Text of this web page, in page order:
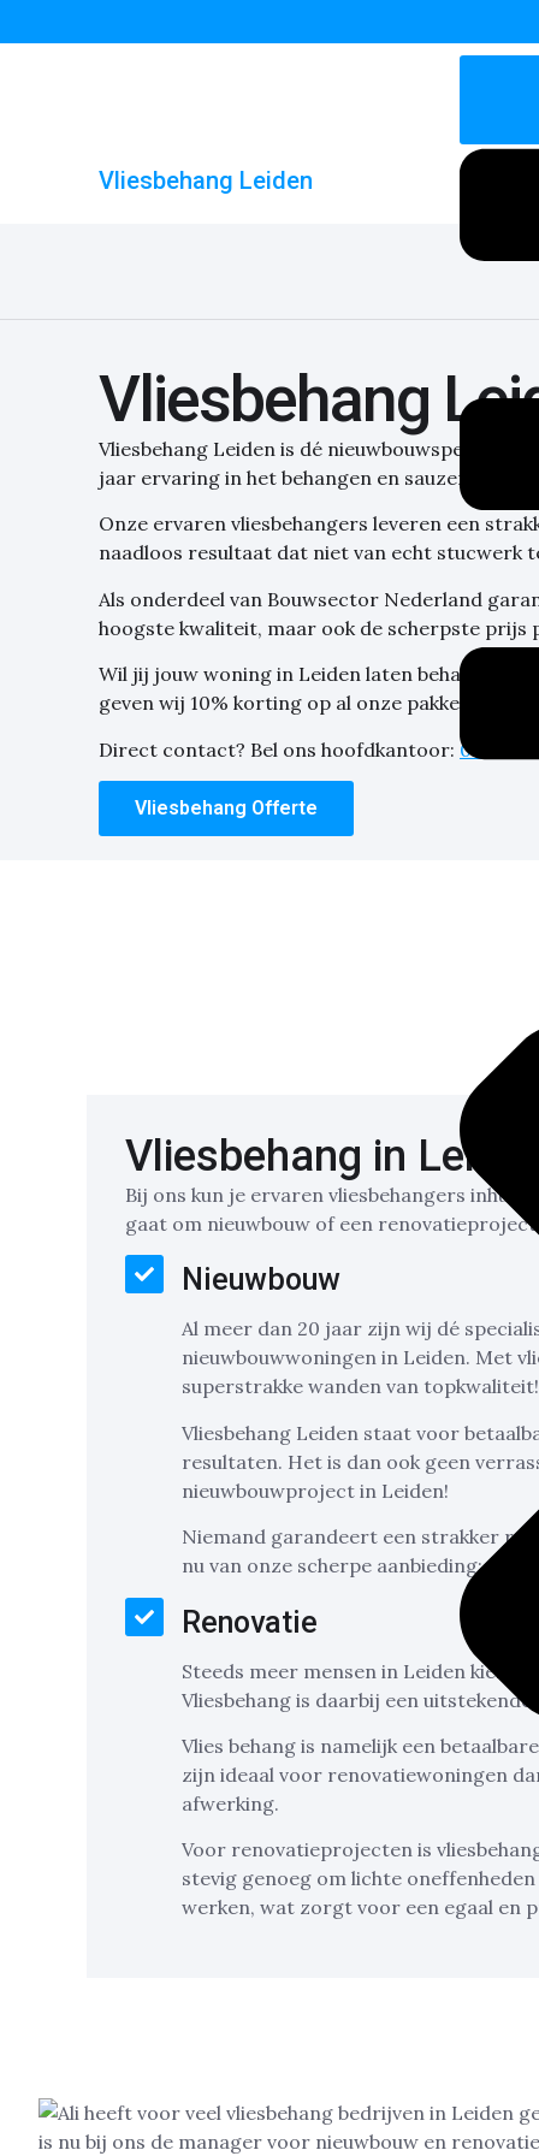
Vliesbehang Leiden
Vliesbehang
Vliesbehang Leiden is dé nieuwbouwspecialist
jaar ervaring in het behangen en sauzen van
Onze ervaren vliesbehangers leveren een
naadloos resultaat dat niet van echt stucwerk
Als onderdeel van Bouwsector Nederland
hoogste kwaliteit, maar ook de scherpste prijs
Wil jij jouw woning in Leiden laten behangen
geven wij 10% korting op al onze pakketten?
Direct contact? Bel ons hoofdkantoor: 030-
Vliesbehang Offerte
Vliesbehang in
Bij ons kun je ervaren vliesbehangers
gaat om nieuwbouw of een
Nieuwbouw
Al meer dan 20 jaar zijn wij dé
nieuwbouwwoningen in Leiden. Met
superstrakke wanden van topkwaliteit!
Vliesbehang Leiden staat voor
resultaten. Het is dan ook geen
nieuwbouwproject in Leiden!
Niemand garandeert een strakker
nu van onze scherpe aanbieding:
Renovatie
Steeds meer mensen in Leiden
Vliesbehang is daarbij een
Vlies behang is namelijk een
zijn ideaal voor renovatiewoningen
afwerking.
Voor renovatieprojecten is
stevig genoeg om lichte
werken, wat zorgt voor een egaal en